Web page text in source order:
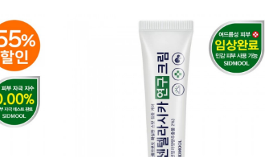
로션
크림
바디/헤어/핸드/
헤드
각질관리
장벽케어